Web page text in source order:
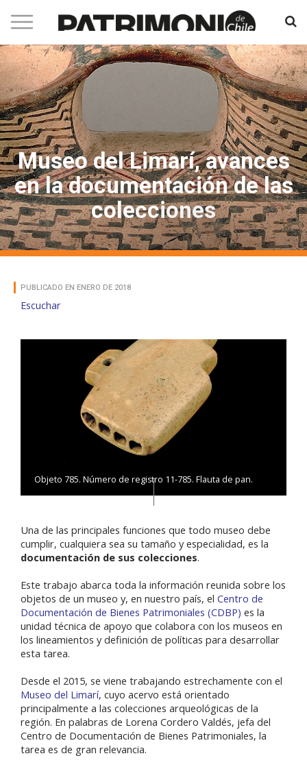
Museo del Limarí, avances
en la documentación de las
colecciones
PUBLICADO EN ENERO DE 2018
Escuchar
Objeto 785. Número de registro 11-785. Flauta de pan.
Una de las principales funciones que todo museo debe
cumplir, cualquiera sea su tamaño y especialidad, es la
documentación de sus colecciones.
Este trabajo abarca toda la información reunida sobre los
objetos de un museo y, en nuestro país, el Centro de
Documentación de Bienes Patrimoniales (CDBP) es la
unidad técnica de apoyo que colabora con los museos en
los lineamientos y definición de políticas para desarrollar
esta tarea.
Desde el 2015, se viene trabajando estrechamente con el
Museo del Limarí, cuyo acervo está orientado
principalmente a las colecciones arqueológicas de la
región. En palabras de Lorena Cordero Valdés, jefa del
Centro de Documentación de Bienes Patrimoniales, la
tarea es de gran relevancia.